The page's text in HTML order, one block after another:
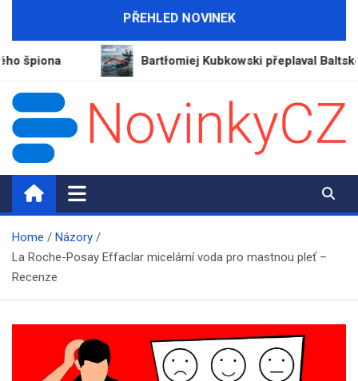
PŘEHLED NOVINEK
Bartłomiej Kubkowski přeplaval Baltské moře
NovinkyCZ.cz
Magazín novinek a informací
Home
Názory
La Roche-Posay Effaclar micelární voda pro mastnou pleť –
Recenze